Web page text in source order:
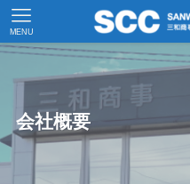
MENU
会社概要